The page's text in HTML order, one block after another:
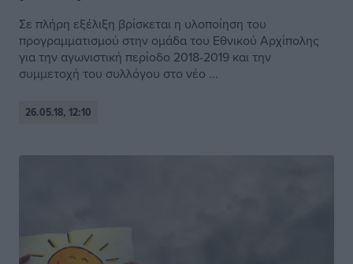
Σε πλήρη εξέλιξη βρίσκεται η υλοποίηση του
προγραμματισμού στην ομάδα του Εθνικού Αρχίπολης
για την αγωνιστική περίοδο 2018-2019 και την
συμμετοχή του συλλόγου στο νέο ...
26.05.18, 12:10